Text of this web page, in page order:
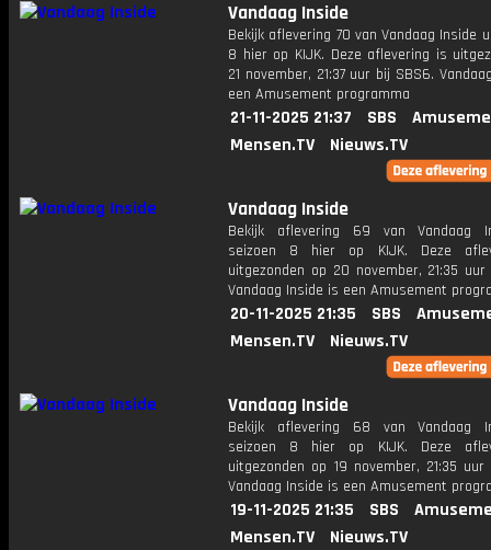
Vandaag Inside
Bekijk aflevering 70 van Vandaag Inside
8 hier op KIJK. Deze aflevering is
21 november, 21:37 uur bij SBS6.
een Amusement programma
21-11-2025 21:37 SBS
Mensen.TV
Nieuws.TV
Vandaag Inside
Bekijk aflevering 69 van Vandaag
seizoen 8 hier op KIJK. Deze
uitgezonden op 20 november, 21:35
Vandaag Inside is een Amusement
20-11-2025 21:35 SBS
Mensen.TV
Nieuws.TV
Vandaag Inside
Bekijk aflevering 68 van Vandaag
seizoen 8 hier op KIJK. Deze
uitgezonden op 19 november, 21:35
Vandaag Inside is een Amusement
19-11-2025 21:35 SBS
Mensen.TV
Nieuws.TV